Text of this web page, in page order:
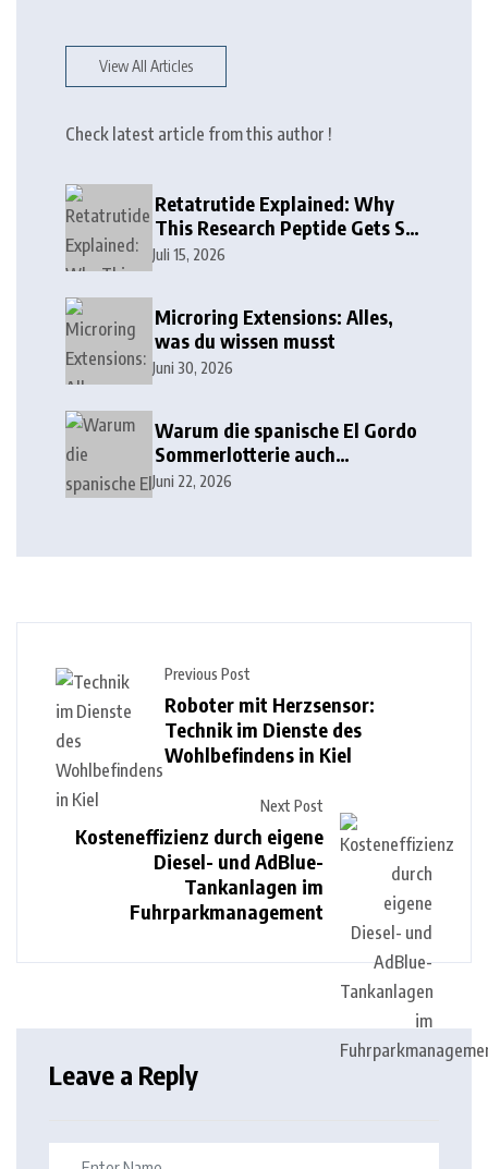
View All Articles
Check latest article from this author !
Retatrutide Explained: Why
This Research Peptide Gets So
Much Attention
Juli 15, 2026
Microring Extensions: Alles,
was du wissen musst
Juni 30, 2026
Warum die spanische El Gordo
Sommerlotterie auch
Lottoland erobert
Juni 22, 2026
Previous Post
Roboter mit Herzsensor:
Technik im Dienste des
Wohlbefindens in Kiel
Next Post
Kosteneffizienz durch eigene
Diesel- und AdBlue-
Tankanlagen im
Fuhrparkmanagement
Leave a Reply